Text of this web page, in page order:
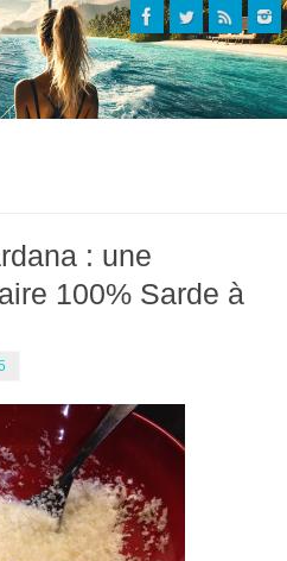
: une
100% Sarde à